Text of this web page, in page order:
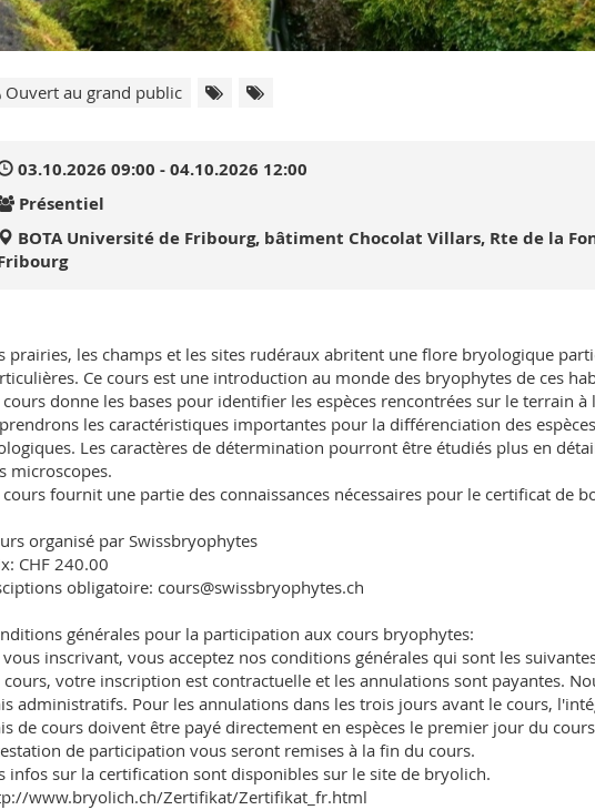
Ouvert au grand public
03.10.2026 09:00 - 04.10.2026 12:00
Présentiel
BOTA Université de Fribourg, bâtiment Chocolat Villars, Rte de la
prairies, les champs et les sites rudéraux abritent une flore bryologique
Ce cours est une introduction au monde des bryophytes de ces
cours donne les bases pour identifier les espèces rencontrées sur le terrain à
les caractéristiques importantes pour la différenciation des
Les caractères de détermination pourront être étudiés plus en
microscopes.
cours fournit une partie des connaissances nécessaires pour le certificat de
organisé par Swissbryophytes
CHF 240.00
obligatoire: cours@swissbryophytes.ch
générales pour la participation aux cours bryophytes:
vous inscrivant, vous acceptez nos conditions générales qui sont les
cours, votre inscription est contractuelle et les annulations sont payantes.
administratifs. Pour les annulations dans les trois jours avant le cours,
de cours doivent être payé directement en espèces le premier jour du
de participation vous seront remises à la fin du cours.
infos sur la certification sont disponibles sur le site de bryolich.
www.bryolich.ch/Zertifikat/Zertifikat_fr.html